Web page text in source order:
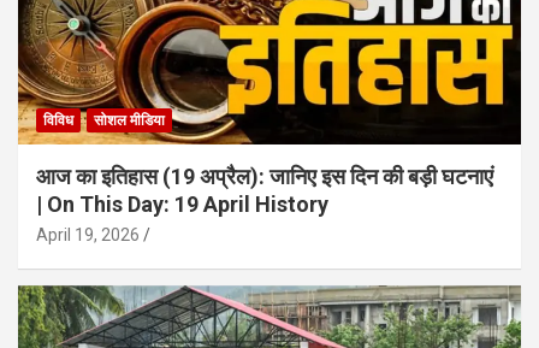
विविध सोशल मीडिया
आज का इतिहास (19 अप्रैल): जानिए इस दिन की बड़ी घटनाएं
| On This Day: 19 April History
April 19, 2026